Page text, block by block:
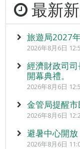
最新
旅遊局2027
2026年8月6日
經濟財政司
開幕典禮。
2026年8月6日
金管局提醒
2026年8月6日
避暑中心開放
2026年8月6日